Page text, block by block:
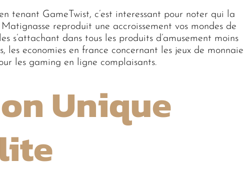
tenant GameTwist, c’est interessant pour noter qui la
reproduit une accroissement vos mondes de
s’attachant dans tous les produits d’amusement moins
les economies en france concernant les jeux de monnaie
les gaming en ligne complaisants.
Unique